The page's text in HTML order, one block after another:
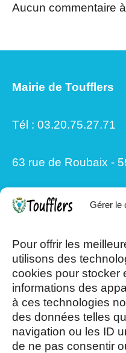
Gérer le
Pour offrir les
utilisons des
cookies pour stocker
informations des
à ces technologies
des données telles
navigation ou les ID
de ne pas consentir
Aucun commentaire
Mairie de Toufflers
Tél : 03.20.75.27.71
63 rue de Roubaix -
13h30/17h15
Mercredi et Samedi :